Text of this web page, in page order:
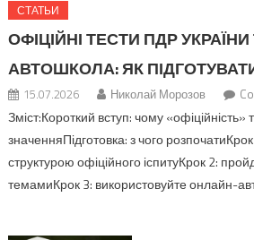
СТАТЬИ
ОФІЦІЙНІ ТЕСТИ ПДР
АВТОШКОЛА: ЯК
15.07.2026 Николай Морозов
Зміст:Короткий вступ: чому «офіційність»
значенняПідготовка: з чого
структурою офіційного іспитуКрок 2:
темамиКрок 3: використовуйте онлайн-